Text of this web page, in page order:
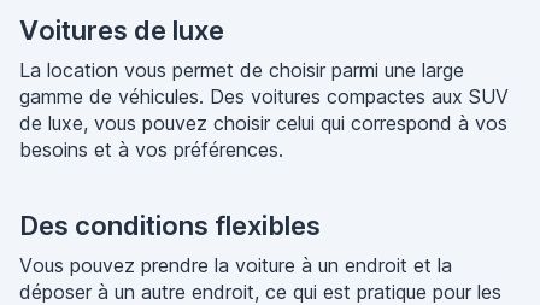
Voitures de luxe
La location vous permet de choisir parmi une large
gamme de véhicules. Des voitures compactes aux SUV
de luxe, vous pouvez choisir celui qui correspond à vos
besoins et à vos préférences.
Des conditions flexibles
Vous pouvez prendre la voiture à un endroit et la
déposer à un autre endroit, ce qui est pratique pour les